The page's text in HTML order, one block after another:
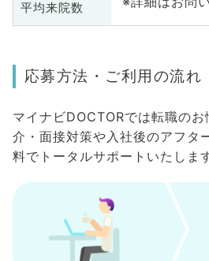
平均来院数
応募方法・ご利用の流れ
マイナビDOCTORでは転職の
介・面接対策や入社後のアフタ
料でトータルサポートいたします